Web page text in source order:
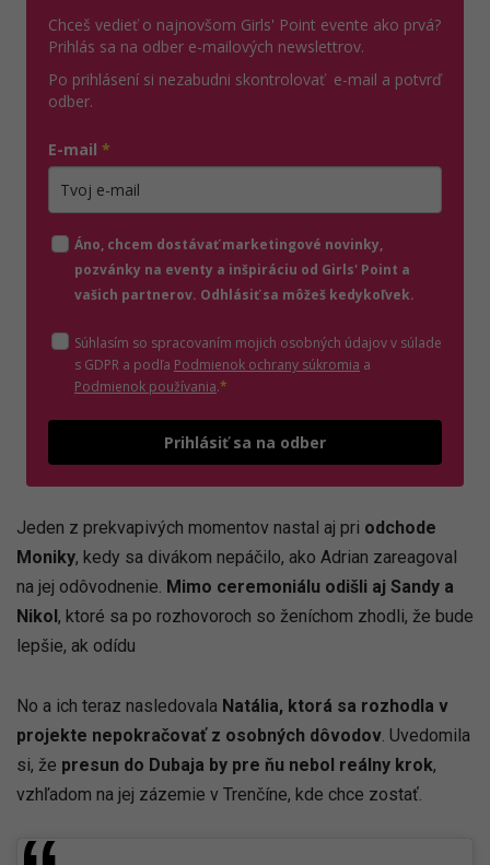
Chceš vedieť o najnovšom Girls' Point evente ako prvá?
Prihlás sa na odber e-mailových newslettrov.
Po prihlásení si nezabudni skontrolovať e-mail a potvrď
odber.
E-mail *
Áno, chcem dostávať marketingové novinky,
pozvánky na eventy a inšpiráciu od Girls' Point a
vašich partnerov. Odhlásiť sa môžeš kedykoľvek.
Súhlasím so spracovaním mojich osobných údajov v súlade
s GDPR a podľa Podmienok ochrany súkromia (otvorí sa v novom
a
Podmienok používania(otvorí sa v novom okne)
.*
Prihlásiť sa na odber
Jeden z prekvapivých momentov nastal aj pri odchode
Moniky, kedy sa divákom nepáčilo, ako Adrian zareagoval
na jej odôvodnenie. Mimo ceremoniálu odišli aj Sandy a
Nikol , ktoré sa po rozhovoroch so ženíchom zhodli, že bude
lepšie, ak odídu
No a ich teraz nasledovala Natália, ktorá sa rozhodla v
projekte nepokračovať z osobných dôvodov . Uvedomila
si, že presun do Dubaja by pre ňu nebol reálny krok,
vzhľadom na jej zázemie v Trenčíne, kde chce zostať.